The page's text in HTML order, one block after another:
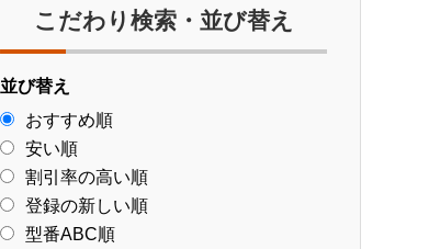
こだわり検索・並び替え
並び替え
おすすめ順
安い順
割引率の高い順
登録の新しい順
型番ABC順